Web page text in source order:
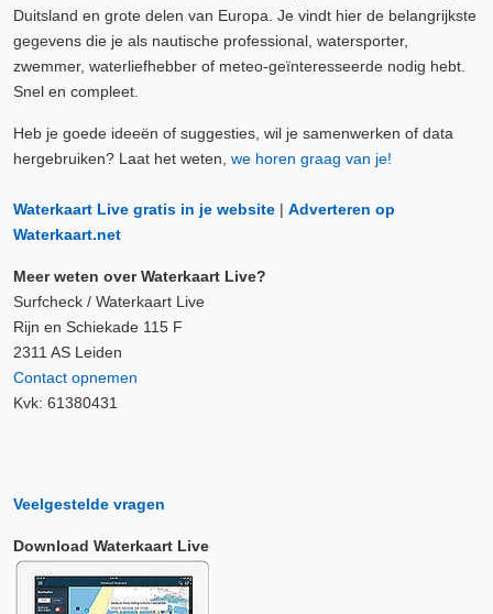
Duitsland en grote delen van Europa. Je vindt hier de belangrijkste
gegevens die je als nautische professional, watersporter,
zwemmer, waterliefhebber of meteo-geïnteresseerde nodig hebt.
Snel en compleet.
Heb je goede ideeën of suggesties, wil je samenwerken of data
hergebruiken? Laat het weten, we horen graag van je!
Waterkaart Live gratis in je website | Adverteren op
Waterkaart.net
Meer weten over Waterkaart Live?
Surfcheck / Waterkaart Live
Rijn en Schiekade 115 F
2311 AS Leiden
Contact opnemen
Kvk: 61380431
Veelgestelde vragen
Download Waterkaart Live